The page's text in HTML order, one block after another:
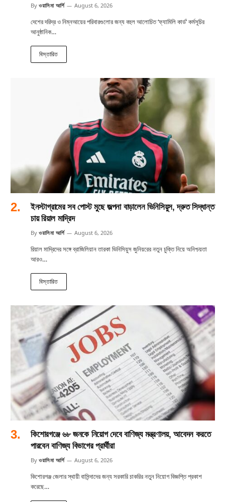
By ওয়াসিমা আর্শি August 6, 2026
দেশের দরিদ্র ও নিম্নআয়ের পরিবারগুলোর জন্য বহুল আলোচিত ‘ফ্যামিলি কার্ড’ কর্মসূচির
আনুষ্ঠানিক…
বিস্তারিত
ইনস্টাগ্রামের সব পোস্ট মুছে জল্পনা বাড়ালেন ভিনিসিয়ুস, দ্রুত সিদ্ধান্ত
চায় রিয়াল মাদ্রিদ
By ওয়াসিমা আর্শি August 6, 2026
রিয়াল মাদ্রিদের সঙ্গে ব্রাজিলিয়ান তারকা ভিনিসিয়ুস জুনিয়রের নতুন চুক্তি নিয়ে অনিশ্চয়তা
আরও…
বিস্তারিত
কিশোরগঞ্জে ৬৮ জনকে নিয়োগ দেবে বাণিজ্য মন্ত্রণালয়, আবেদন করতে
পারবেন বাণিজ্য বিভাগের প্রার্থীরা
By ওয়াসিমা আর্শি August 6, 2026
কিশোরগঞ্জ জেলার স্থায়ী বাসিন্দাদের জন্য সরকারি চাকরির নতুন নিয়োগ বিজ্ঞপ্তি প্রকাশ
করেছে…